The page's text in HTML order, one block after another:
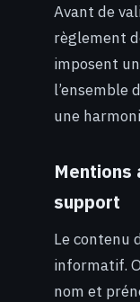
Avant de
règlement
imposent
l’ensemble
une
Mentions
support
Le contenu
informatif.
nom et